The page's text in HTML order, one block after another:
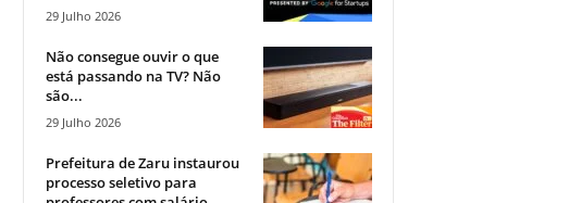
29 Julho 2026
Não consegue ouvir o que
está passando na TV? Não
são...
29 Julho 2026
Prefeitura de Zaru instaurou
processo seletivo para